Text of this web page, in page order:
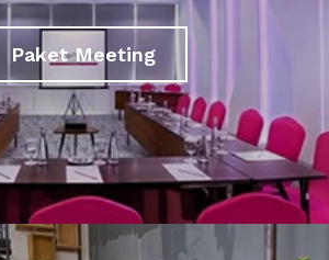
Paket Meeting